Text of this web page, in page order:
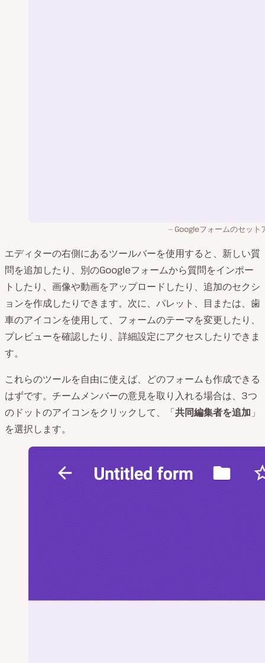
Googleフォームのセット
エディターの右側にあるツールバーを使用すると、新しい質
問を追加したり、別のGoogleフォームから質問をインポー
トしたり、画像や動画をアップロードしたり、追加のセクシ
ョンを作成したりできます。次に、パレット、目または、歯
車のアイコンを使用して、フォームのテーマを変更したり、
プレビューを確認したり、詳細設定にアクセスしたりできま
す。
これらのツールを自由に使えば、どのフォームも作成できる
はずです。チームメンバーの意見を取り入れる場合は、3つ
のドットのアイコンをクリックして、「共同編集者を追加 」
を選択します。